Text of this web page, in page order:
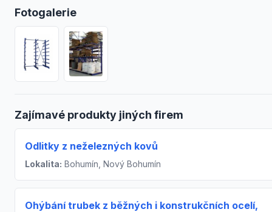
Fotogalerie
Zajímavé produkty jiných firem
Odlitky z neželezných kovů
Lokalita: Bohumín, Nový Bohumín
Ohýbání trubek z běžných i konstrukčních ocelí,